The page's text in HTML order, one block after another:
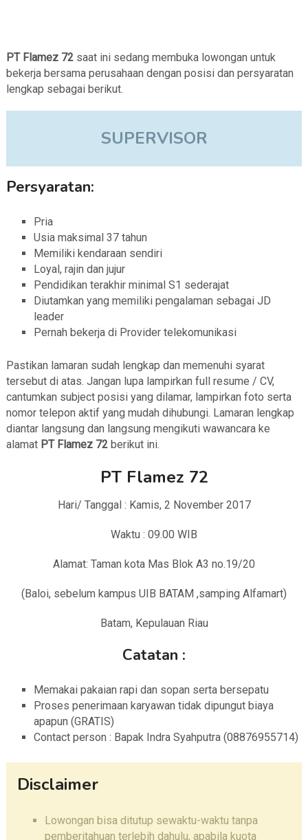
PT Flamez 72 saat ini sedang membuka lowongan untuk
bekerja bersama perusahaan dengan posisi dan persyaratan
lengkap sebagai berikut.
SUPERVISOR
Persyaratan:
Pria
Usia maksimal 37 tahun
Memiliki kendaraan sendiri
Loyal, rajin dan jujur
Pendidikan terakhir minimal S1 sederajat
Diutamkan yang memiliki pengalaman sebagai JD
leader
Pernah bekerja di Provider telekomunikasi
Pastikan lamaran sudah lengkap dan memenuhi syarat
tersebut di atas. Jangan lupa lampirkan full resume / CV,
cantumkan subject posisi yang dilamar, lampirkan foto serta
nomor telepon aktif yang mudah dihubungi. Lamaran lengkap
diantar langsung dan langsung mengikuti wawancara ke
alamat PT Flamez 72berikut ini.
PT Flamez 72
Hari/ Tanggal : Kamis, 2 November 2017
Waktu : 09.00 WIB
Alamat: Taman kota Mas Blok A3 no.19/20
(Baloi, sebelum kampus UIB BATAM ,samping Alfamart)
Batam, Kepulauan Riau
Catatan :
Memakai pakaian rapi dan sopan serta bersepatu
Proses penerimaan karyawan tidak dipungut biaya
apapun (GRATIS)
Contact person : Bapak Indra Syahputra (08876955714)
Disclaimer
Lowongan bisa ditutup sewaktu-waktu tanpa
pemberitahuan terlebih dahulu, apabila kuota